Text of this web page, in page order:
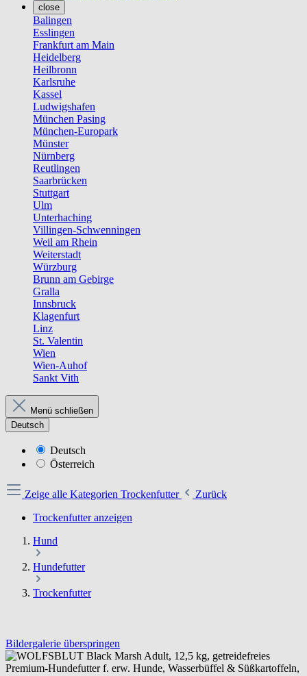
close
Balingen
Esslingen
Frankfurt am Main
Heidelberg
Heilbronn
Karlsruhe
Kassel
Ludwigshafen
München Pasing
München-Europark
Münster
Nürnberg
Reutlingen
Saarbrücken
Stuttgart
Ulm
Unterhaching
Villingen-Schwenningen
Weil am Rhein
Weiterstadt
Würzburg
Brunn am Gebirge
Gralla
Innsbruck
Klagenfurt
Linz
St. Valentin
Wien
Wien-Auhof
Sankt Vith
Menü schließen
Deutsch
Deutsch
Österreich
Zeige alle Kategorien Trockenfutter
Zurück
Trockenfutter anzeigen
Hund
Hundefutter
Trockenfutter
Bildergalerie überspringen